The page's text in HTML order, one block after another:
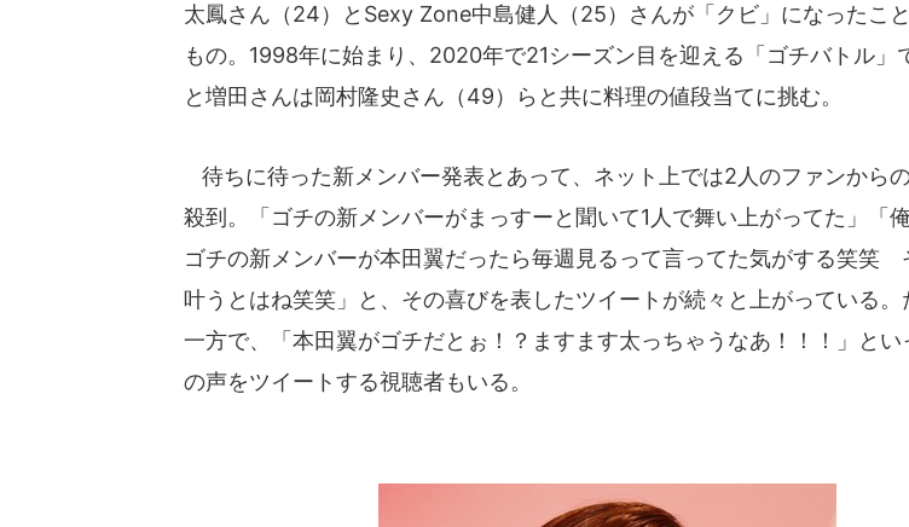
太鳳さん（24）とSexy Zone中島健人（25）さんが「クビ」になったこ
もの。1998年に始まり、2020年で21シーズン目を迎える「ゴチバトル」
と増田さんは岡村隆史さん（49）らと共に料理の値段当てに挑む。
待ちに待った新メンバー発表とあって、ネット上では2人のファンから
殺到。「ゴチの新メンバーがまっすーと聞いて1人で舞い上がってた」「
ゴチの新メンバーが本田翼だったら毎週見るって言ってた気がする笑笑
叶うとはね笑笑」と、その喜びを表したツイートが続々と上がっている。
一方で、「本田翼がゴチだとぉ！？ますます太っちゃうなあ！！！」とい
の声をツイートする視聴者もいる。